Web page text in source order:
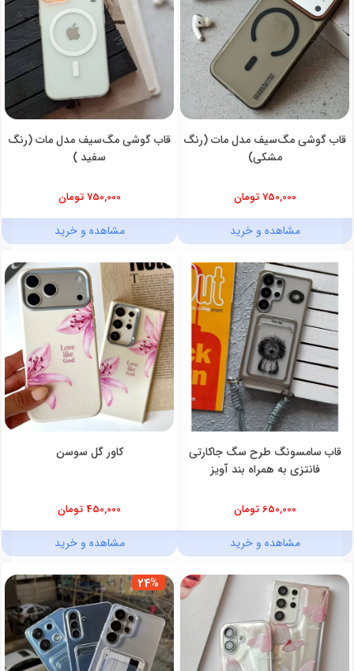
قاب گوشی مگ‌سیف مدل مات (رنگ
مشکی)
750,000 تومان
مشاهده و خرید
قاب گوشی مگ‌سیف مدل مات (رنگ
سفید )
750,000 تومان
مشاهده و خرید
قاب سامسونگ طرح سگ جاکارتی
فانتزی به همراه بند آویز
650,000 تومان
مشاهده و خرید
کاور گل سوسن
450,000 تومان
مشاهده و خرید
24%